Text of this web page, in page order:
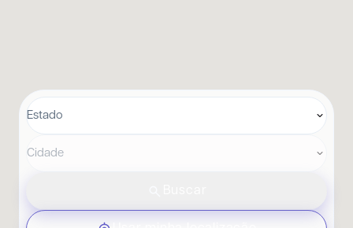
Estado
Cidade